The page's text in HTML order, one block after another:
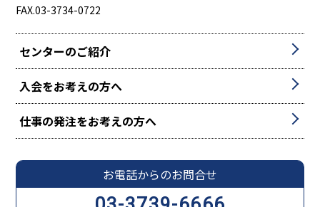
FAX.03-3734-0722
センターのご紹介
入会をお考えの方へ
仕事の発注をお考えの方へ
お電話からのお問合せ